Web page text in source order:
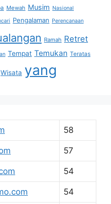
Mewah Musim Nasional
Pengalaman Perencanaan
Ramah Retret
Tempat Temukan Teratas
Wisata yang
58
57
54
54